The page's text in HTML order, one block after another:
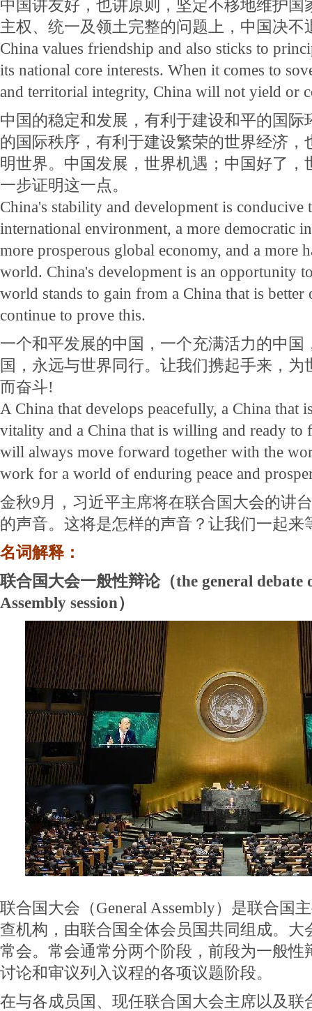
中国讲友好，也讲原则，坚定不移地维护国
主权、统一及领土完整的问题上，中国决不
China values friendship and also sticks to
its national core interests. When it comes to
and territorial integrity, China will not yield or
中国的稳定和发展，有利于建设和平的国际
的国际秩序，有利于建设繁荣的世界经济，
明世界。中国发展，世界机遇；中国好了，
一步证明这一点。
China's stability and development is conducive
international environment, a more democratic
more prosperous global economy, and a more
world. China's development is an opportunity
world stands to gain from a China that is
continue to prove this.
一个和平发展的中国，一个充满活力的中国
国，永远与世界同行。让我们携起手来，为
而奋斗!
A China that develops peacefully, a China that
vitality and a China that is willing and ready
will always move forward together with the
work for a world of enduring peace and
金秋9月，习近平主席将在联合国大会的讲
的声音。这将是怎样的声音？让我们一起
名词解释：
联合国大会一般性辩论（the general debate
Assembly session）
联合国大会（General Assembly）是联合国
查机构，由联合国全体会员国共同组成。大
常会。常会通常分两个阶段，前段为一般性
讨论和审议列入议程的各项议题阶段。
在与各成员国、现任联合国大会主席以及联